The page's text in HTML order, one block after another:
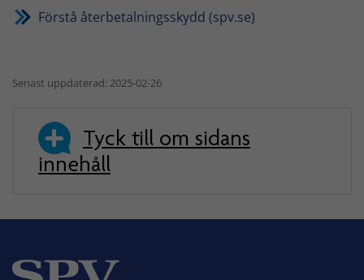
Förstå återbetalningsskydd (spv.se)
Senast uppdaterad: 2025-02-26
Tyck till om sidans
innehåll